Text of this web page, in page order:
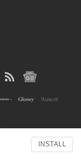
INSTALL